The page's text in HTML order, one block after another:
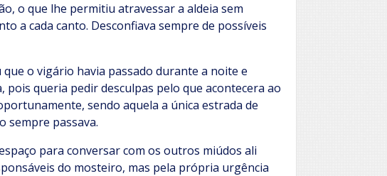
o que lhe permitiu atravessar a aldeia sem
a cada canto. Desconfiava sempre de possíveis
o vigário havia passado durante a noite e
queria pedir desculpas pelo que acontecera ao
sendo aquela a única estrada de
sempre passava.
para conversar com os outros miúdos ali
do mosteiro, mas pela própria urgência